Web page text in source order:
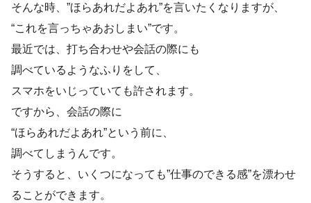
そんな時、”ほらあれだよあれ”を言いたくなりますが、
“これを言っちゃあおしまい”です。
最近では、打ち合わせや会話の際にも
調べているようなふりをして、
スマホをいじっていても許されます。
ですから、会話の際に
“ほらあれだよあれ”という前に、
調べてしまうんです。
そうすると、いくつになっても”仕事のできる感”を漂わせ
ることができます。